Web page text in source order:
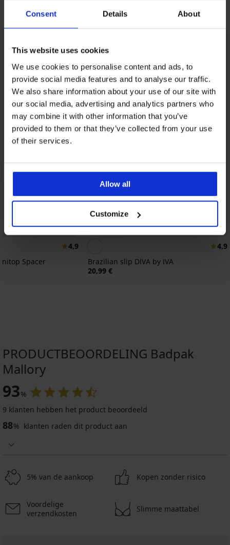
Consent Details About
This website uses cookies
We use cookies to personalise content and ads, to
provide social media features and to analyse our traffic.
We also share information about your use of our site with
our social media, advertising and analytics partners who
may combine it with other information that you’ve
provided to them or that they’ve collected from your use
of their services.
Allow all
Customize
Misschien vindt u dit ook leuk
4,9
Spacer
3+1 GRATIS
Bestseller
4,9
Brazilian slip DIVA by IVA
20,99 €
PRODUCTBEOORDELING Badpak
Mallory
93%
9 klanten hebben het product beoordeeld
88% klanten raden dit product aan
5% van de aankoop Kopen zonder risico
Voordelige
verzendkosten
Slimme maattabel